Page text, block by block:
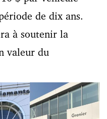
de dix ans.
à soutenir la
valeur du